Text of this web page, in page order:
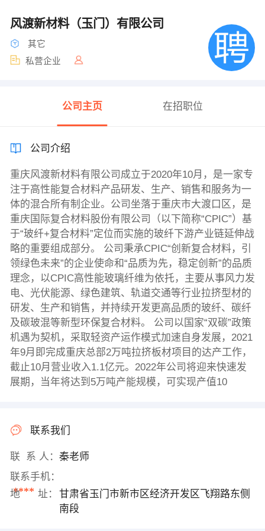
风渡新材料（玉门）有限公司
其它
私营企业
公司主页 在招职位
公司介绍
重庆风渡新材料有限公司成立于2020年10月，是一家专
注于高性能复合材料产品研发、生产、销售和服务为一
体的混合所有制企业。公司坐落于重庆市大渡口区，是
重庆国际复合材料股份有限公司（以下简称“CPIC”）基
于“玻纤+复合材料”定位而实施的玻纤下游产业链延伸战
略的重要组成部分。 公司秉承CPIC“创新复合材料，引
领绿色未来”的企业使命和“品质为先，稳定创新”的品质
理念，以CPIC高性能玻璃纤维为依托，主要从事风力发
电、光伏能源、绿色建筑、轨道交通等行业拉挤型材的
研发、生产和销售，并持续开发更高品质的玻纤、碳纤
及碳玻混等新型环保复合材料。 公司以国家“双碳”政策
机遇为契机，采取轻资产运作模式加速自身发展，2021
年9月即完成重庆总部2万吨拉挤板材项目的达产工作，
截止10月营业收入1.1亿元。2022年公司将迎来快速发
展期，当年将达到5万吨产能规模，可实现产值10
联系我们
联 系 人： 秦老师
联系手机：
****
地 址：
甘肃省玉门市新市区经济开发区飞翔路东侧
南段